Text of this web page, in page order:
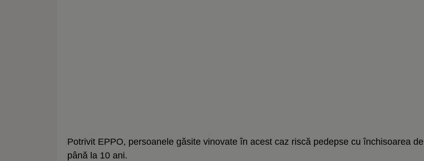
Potrivit EPPO, persoanele găsite vinovate în acest caz riscă pedepse cu închisoarea de
până la 10 ani.